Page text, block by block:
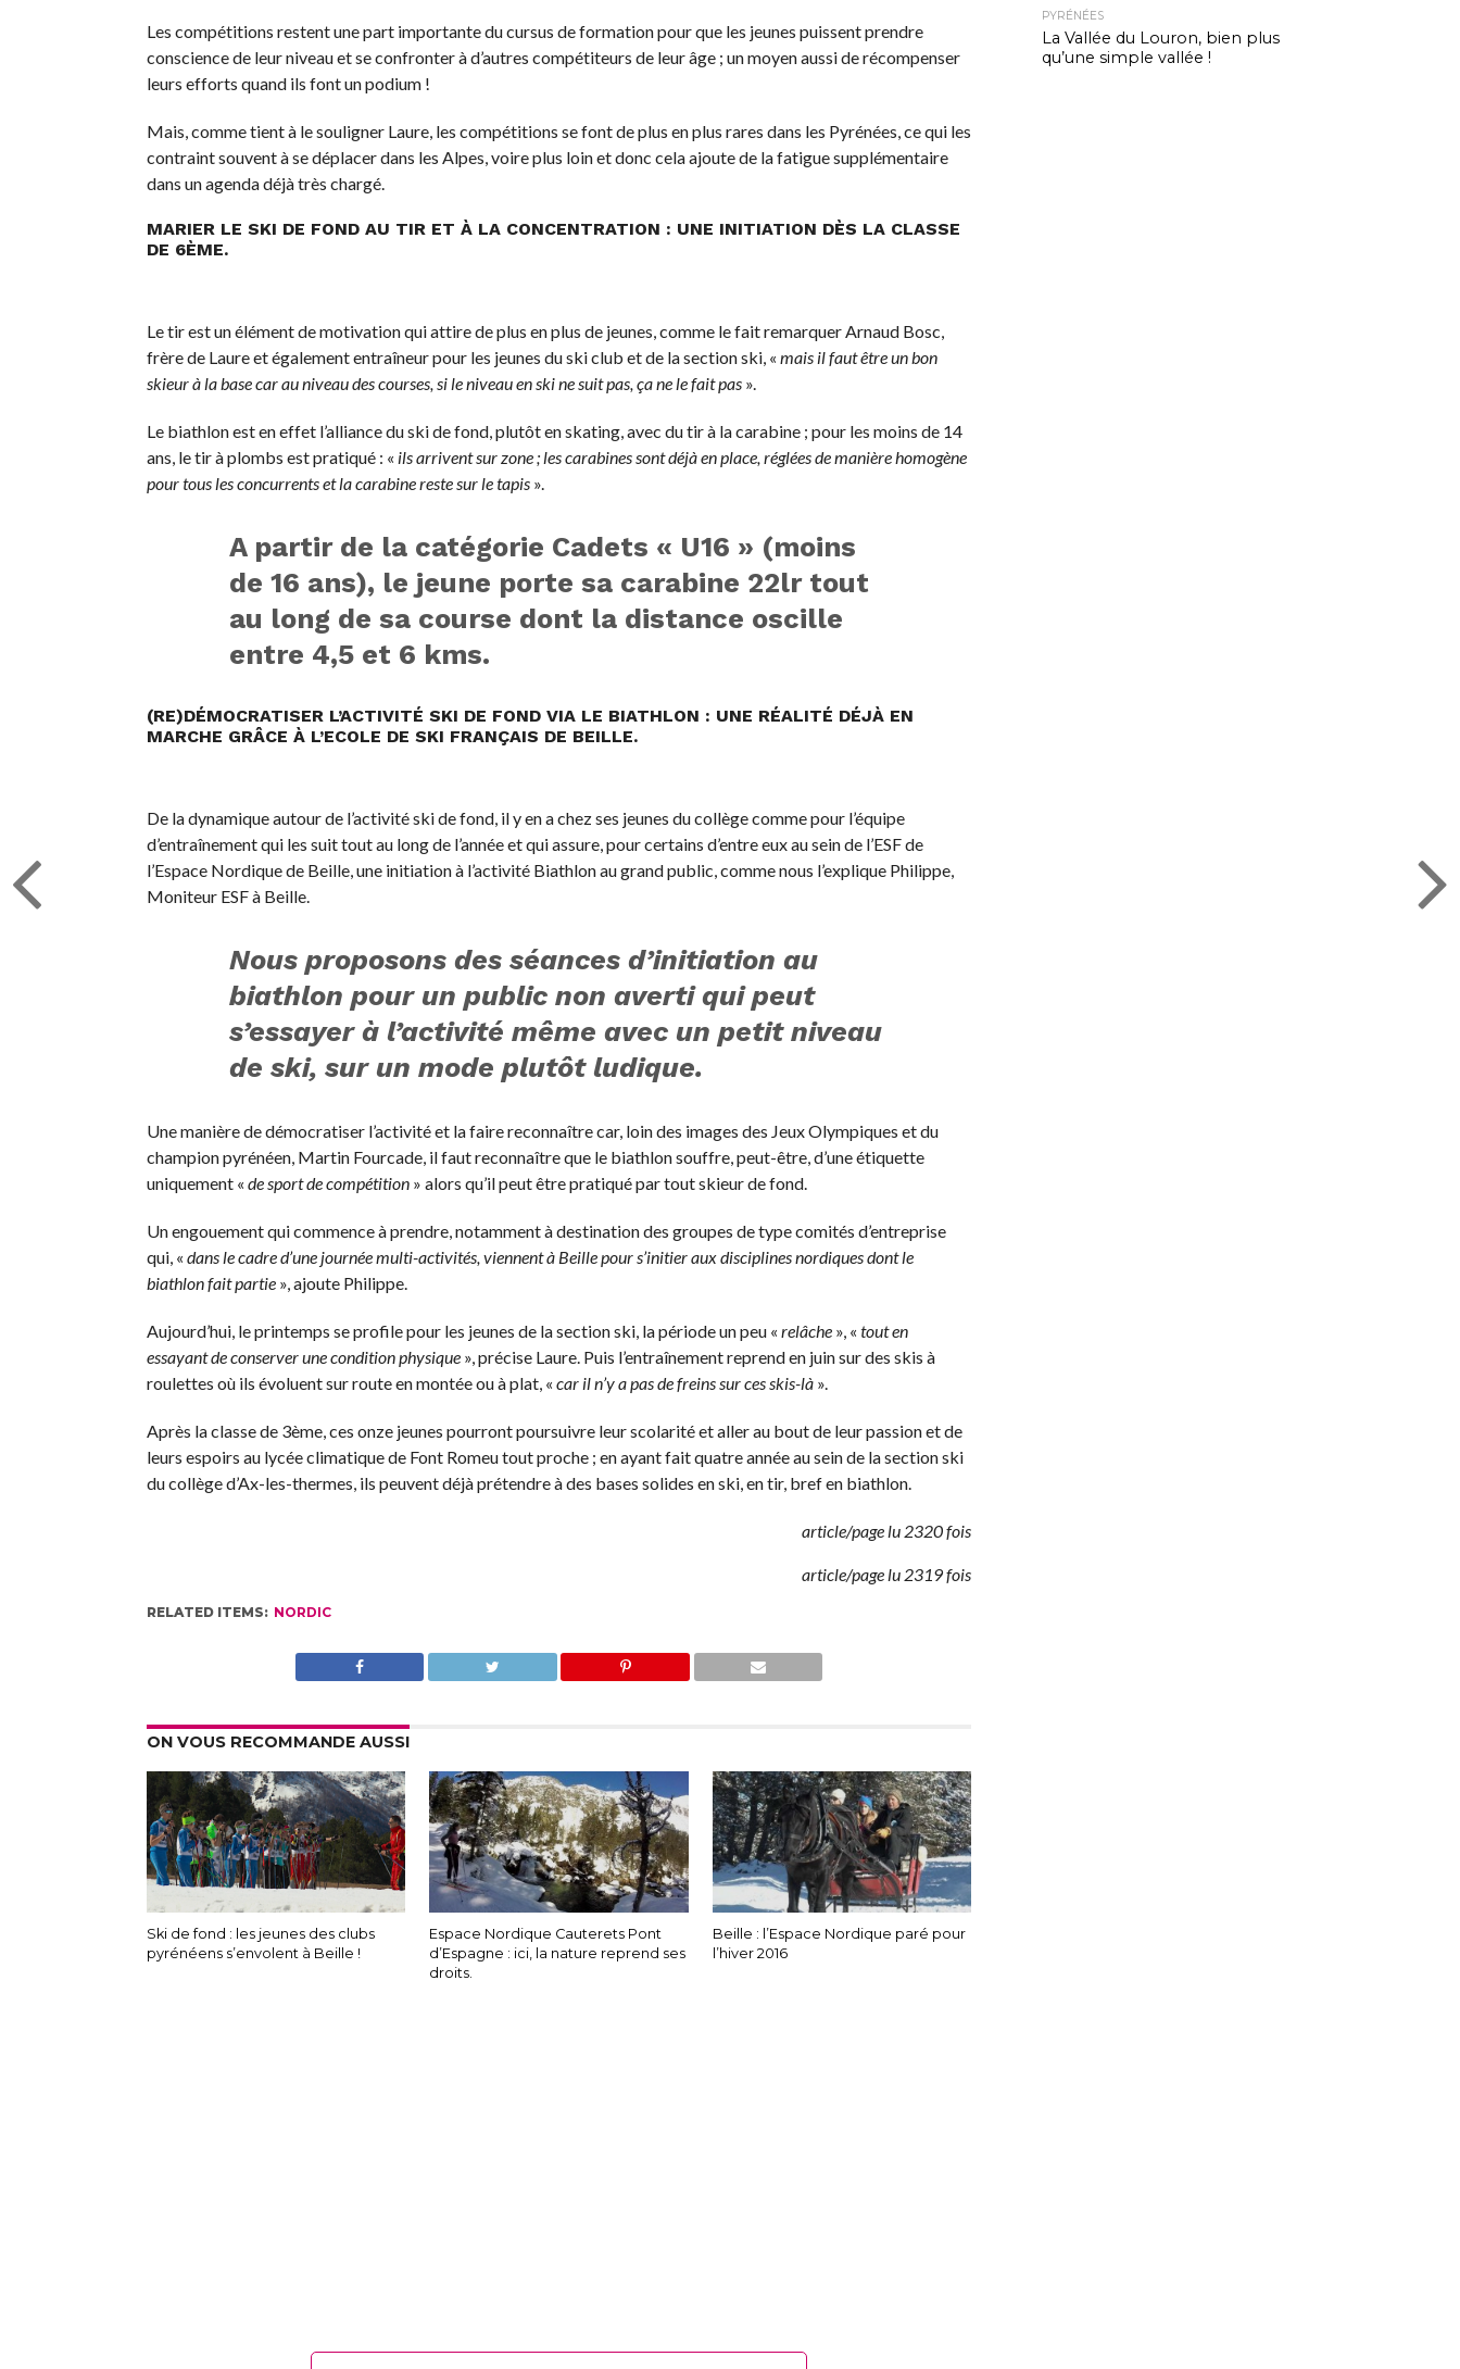
Les compétitions restent une part importante du cursus de formation pour que les jeunes puissent prendre
conscience de leur niveau et se confronter à d’autres compétiteurs de leur âge ; un moyen aussi de récompenser
leurs efforts quand ils font un podium !
Mais, comme tient à le souligner Laure, les compétitions se font de plus en plus rares dans les Pyrénées, ce qui les
contraint souvent à se déplacer dans les Alpes, voire plus loin et donc cela ajoute de la fatigue supplémentaire
dans un agenda déjà très chargé.
MARIER LE SKI DE FOND AU TIR ET À LA CONCENTRATION : UNE INITIATION DÈS LA CLASSE
DE 6ÈME.
Le tir est un élément de motivation qui attire de plus en plus de jeunes, comme le fait remarquer Arnaud Bosc,
frère de Laure et également entraîneur pour les jeunes du ski club et de la section ski, « mais il faut être un bon
skieur à la base car au niveau des courses, si le niveau en ski ne suit pas, ça ne le fait pas ».
Le biathlon est en effet l’alliance du ski de fond, plutôt en skating, avec du tir à la carabine ; pour les moins de 14
ans, le tir à plombs est pratiqué : « ils arrivent sur zone ; les carabines sont déjà en place, réglées de manière homogène
pour tous les concurrents et la carabine reste sur le tapis ».
A partir de la catégorie Cadets « U16 » (moins
de 16 ans), le jeune porte sa carabine 22lr tout
au long de sa course dont la distance oscille
entre 4,5 et 6 kms.
(RE)DÉMOCRATISER L’ACTIVITÉ SKI DE FOND VIA LE BIATHLON : UNE RÉALITÉ DÉJÀ EN
MARCHE GRÂCE À L’ECOLE DE SKI FRANÇAIS DE BEILLE.
De la dynamique autour de l’activité ski de fond, il y en a chez ses jeunes du collège comme pour l’équipe
d’entraînement qui les suit tout au long de l’année et qui assure, pour certains d’entre eux au sein de l’ESF de
l’Espace Nordique de Beille, une initiation à l’activité Biathlon au grand public, comme nous l’explique Philippe,
Moniteur ESF à Beille.
Nous proposons des séances d’initiation au
biathlon pour un public non averti qui peut
s’essayer à l’activité même avec un petit niveau
de ski, sur un mode plutôt ludique.
Une manière de démocratiser l’activité et la faire reconnaître car, loin des images des Jeux Olympiques et du
champion pyrénéen, Martin Fourcade, il faut reconnaître que le biathlon souffre, peut-être, d’une étiquette
uniquement « de sport de compétition » alors qu’il peut être pratiqué par tout skieur de fond.
Un engouement qui commence à prendre, notamment à destination des groupes de type comités d’entreprise
qui, « dans le cadre d’une journée multi-activités, viennent à Beille pour s’initier aux disciplines nordiques dont le
biathlon fait partie », ajoute Philippe.
Aujourd’hui, le printemps se profile pour les jeunes de la section ski, la période un peu « relâche», « tout en
essayant de conserver une condition physique », précise Laure. Puis l’entraînement reprend en juin sur des skis à
roulettes où ils évoluent sur route en montée ou à plat, « car il n’y a pas de freins sur ces skis-là ».
Après la classe de 3ème, ces onze jeunes pourront poursuivre leur scolarité et aller au bout de leur passion et de
leurs espoirs au lycée climatique de Font Romeu tout proche ; en ayant fait quatre année au sein de la section ski
du collège d’Ax-les-thermes, ils peuvent déjà prétendre à des bases solides en ski, en tir, bref en biathlon.
article/page lu 2320 fois
article/page lu 2319 fois
RELATED ITEMS: NORDIC
ON VOUS RECOMMANDE AUSSI
Ski de fond : les jeunes des clubs
pyrénéens s’envolent à Beille !
Espace Nordique Cauterets Pont
d’Espagne : ici, la nature reprend ses
droits.
Beille : l’Espace Nordique paré pour
l’hiver 2016
PYRÉNÉES
La Vallée du Louron, bien plus
qu’une simple vallée !